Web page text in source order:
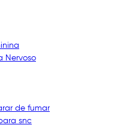
Nervoso
de fumar
snc